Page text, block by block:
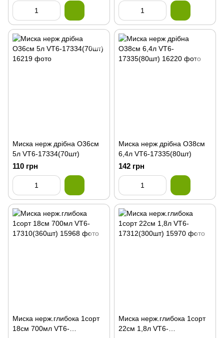
Миска нерж дрібна О36см
5л VT6-17334(70шт)
110 грн
Миска нерж дрібна О38см
6,4л VT6-17335(80шт)
142 грн
Миска нерж.глибока 1сорт
18см 700мл VT6-
Миска нерж.глибока 1сорт
22см 1,8л VT6-